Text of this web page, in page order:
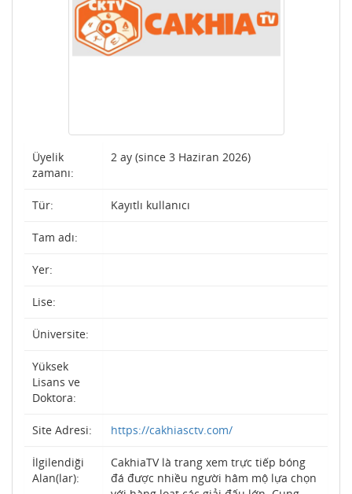
Üyelik
zamanı:
2 ay (since 3 Haziran 2026)
Tür: Kayıtlı kullanıcı
Tam adı:
Yer:
Lise:
Üniversite:
Yüksek
Lisans ve
Doktora:
Site Adresi: https://cakhiasctv.com/
İlgilendiği
Alan(lar):
CakhiaTV là trang xem trực tiếp bóng
đá được nhiều người hâm mộ lựa chọn